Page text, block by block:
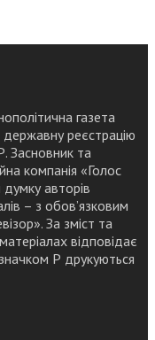
газета
державну реєстрацію
та
компанія «Голос
авторів
– з обов’язковим
За зміст та
відповідає
Р друкуються